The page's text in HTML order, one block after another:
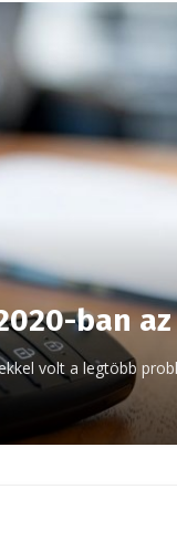
ban
volt a legtöbb